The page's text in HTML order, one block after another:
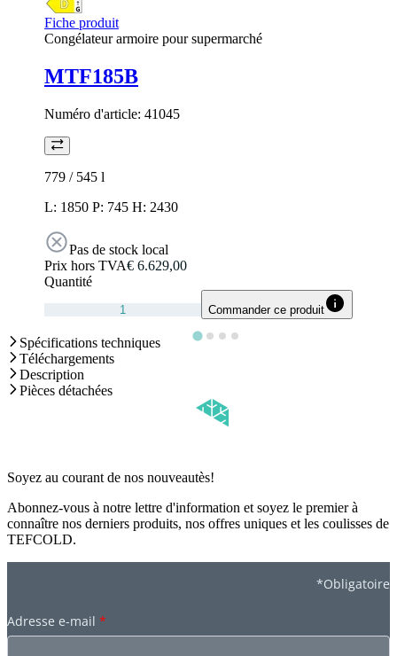
Fiche produit
Congélateur armoire pour supermarché
MTF185B
Numéro d'article: 41045
779 / 545 l
L: 1850 P: 745 H: 2430
Pas de stock local
Prix hors TVA€ 6.629,00
Quantité
Commander ce produit
Spécifications techniques
Téléchargements
Description
Pièces détachées
Soyez au courant de nos nouveautès!
Abonnez-vous à notre lettre d'information et soyez le premier à
connaître nos derniers produits, nos offres uniques et les coulisses de
TEFCOLD.
*Obligatoire
Adresse e-mail *